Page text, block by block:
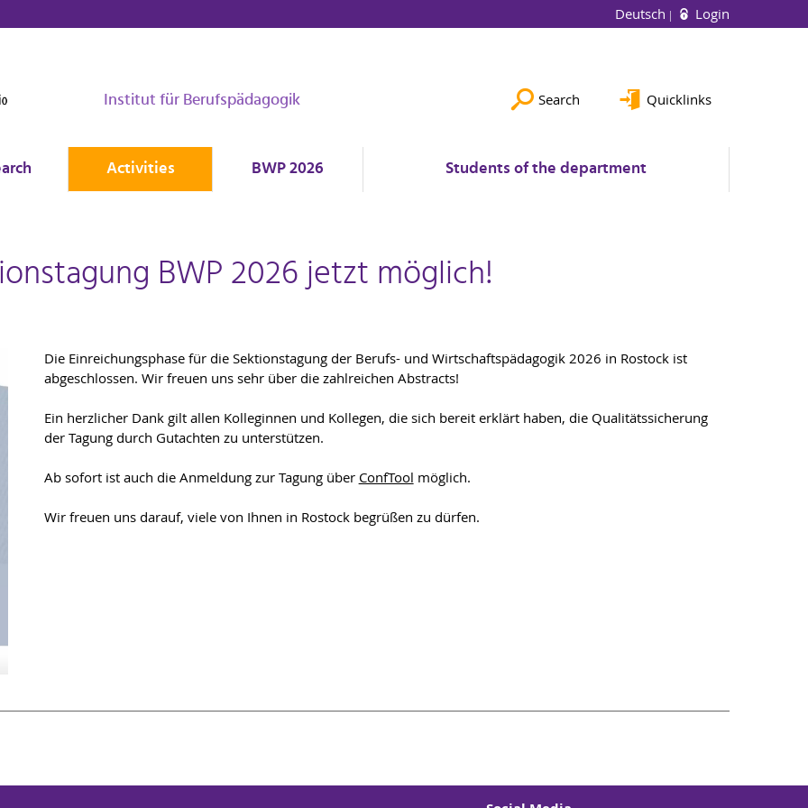
Deutsch Login
Institut für Berufspädagogik Search Quicklinks
Activities BWP 2026 Students of the department
BWP 2026 jetzt möglich!
Die Einreichungsphase für die Sektionstagung der Berufs- und Wirtschaftspädagogik 2026 in Rostock ist
abgeschlossen. Wir freuen uns sehr über die zahlreichen Abstracts!
Ein herzlicher Dank gilt allen Kolleginnen und Kollegen, die sich bereit erklärt haben, die Qualitätssicherung
der Tagung durch Gutachten zu unterstützen.
Ab sofort ist auch die Anmeldung zur Tagung über ConfTool möglich.
Wir freuen uns darauf, viele von Ihnen in Rostock begrüßen zu dürfen.